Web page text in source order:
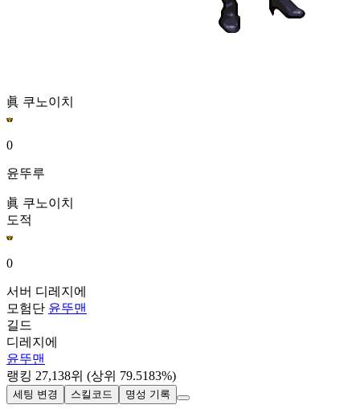
眞 쿠노이치
0
윤뚜루
眞 쿠노이치
도적
0
서버 디레지에
모험단 윤뚜맨
길드
디레지에
윤뚜맨
랭킹 27,138위 (상위 79.5183%)
세팅 변경 스킬코드 명성 기록